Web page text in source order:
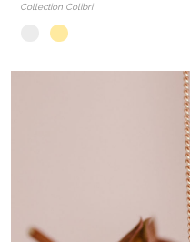
Collection Colibri